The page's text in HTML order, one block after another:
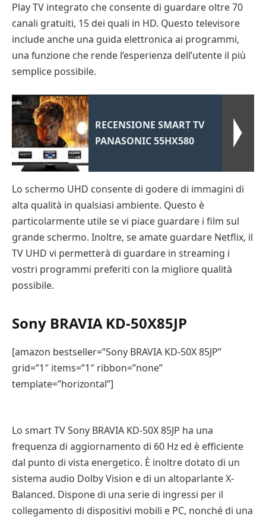
Play TV integrato che consente di guardare oltre 70
canali gratuiti, 15 dei quali in HD. Questo televisore
include anche una guida elettronica ai programmi,
una funzione che rende l’esperienza dell’utente il più
semplice possibile.
RECENSIONE SMART TV
PANASONIC 55HX580
Lo schermo UHD consente di godere di immagini di
alta qualità in qualsiasi ambiente. Questo è
particolarmente utile se vi piace guardare i film sul
grande schermo. Inoltre, se amate guardare Netflix, il
TV UHD vi permetterà di guardare in streaming i
vostri programmi preferiti con la migliore qualità
possibile.
Sony BRAVIA KD-50X85JP
[amazon bestseller=”Sony BRAVIA KD-50X 85JP”
grid=”1″ items=”1″ ribbon=”none”
template=”horizontal”]
Lo smart TV Sony BRAVIA KD-50X 85JP ha una
frequenza di aggiornamento di 60 Hz ed è efficiente
dal punto di vista energetico. È inoltre dotato di un
sistema audio Dolby Vision e di un altoparlante X-
Balanced. Dispone di una serie di ingressi per il
collegamento di dispositivi mobili e PC, nonché di una